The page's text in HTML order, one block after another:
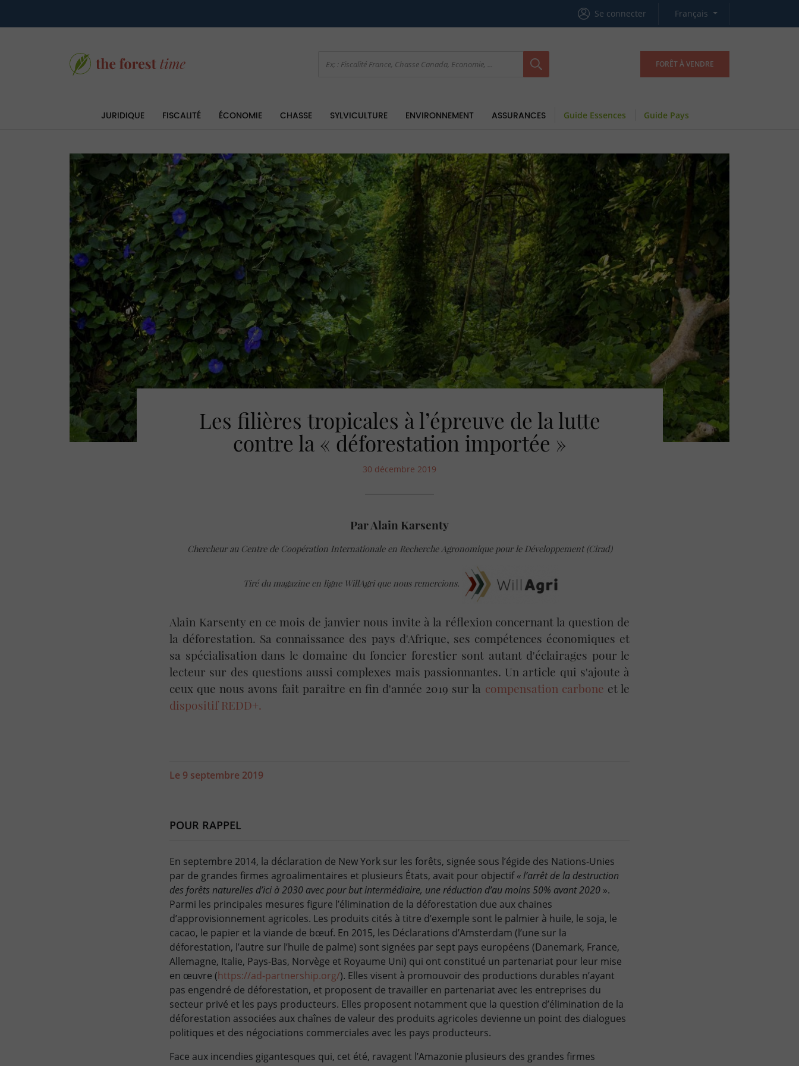
Se connecter Français
FORÊT À VENDRE
JURIDIQUE FISCALITÉ ÉCONOMIE CHASSE SYLVICULTURE ENVIRONNEMENT ASSURANCES Guide Essences Guide Pays
Les filières tropicales à l’épreuve de la lutte
contre la « déforestation importée »
30 décembre 2019
Par Alain Karsenty
Chercheur au Centre de Coopération Internationale en Recherche Agronomique pour le Développement (Cirad)
Tiré du magazine en ligne WillAgri que nous remercions.
Alain Karsenty en ce mois de janvier nous invite à la réflexion concernant la question de
la déforestation. Sa connaissance des pays d'Afrique, ses compétences économiques et
sa spécialisation dans le domaine du foncier forestier sont autant d'éclairages pour le
lecteur sur des questions aussi complexes mais passionnantes. Un article qui s'ajoute à
ceux que nous avons fait paraitre en fin d'année 2019 sur la compensation carbone et le
dispositif REDD+.
Le 9 septembre 2019
POUR RAPPEL
En septembre 2014, la déclaration de New York sur les forêts, signée sous l’égide des Nations-Unies
par de grandes firmes agroalimentaires et plusieurs États, avait pour objectif« l’arrêt de la destruction
des forêts naturelles d’ici à 2030 avec pour but intermédiaire, une réduction d’au moins 50% avant 2020 ».
Parmi les principales mesures figure l’élimination de la déforestation due aux chaines
d’approvisionnement agricoles. Les produits cités à titre d’exemple sont le palmier à huile, le soja, le
cacao, le papier et la viande de bœuf. En 2015, les Déclarations d’Amsterdam (l’une sur la
déforestation, l’autre sur l’huile de palme) sont signées par sept pays européens (Danemark, France,
Allemagne, Italie, Pays-Bas, Norvège et Royaume Uni) qui ont constitué un partenariat pour leur mise
en œuvre (https://ad-partnership.org/). Elles visent à promouvoir des productions durables n’ayant
pas engendré de déforestation, et proposent de travailler en partenariat avec les entreprises du
secteur privé et les pays producteurs. Elles proposent notamment que la question d’élimination de la
déforestation associées aux chaînes de valeur des produits agricoles devienne un point des dialogues
politiques et des négociations commerciales avec les pays producteurs.
Face aux incendies gigantesques qui, cet été, ravagent l’Amazonie plusieurs des grandes firmes